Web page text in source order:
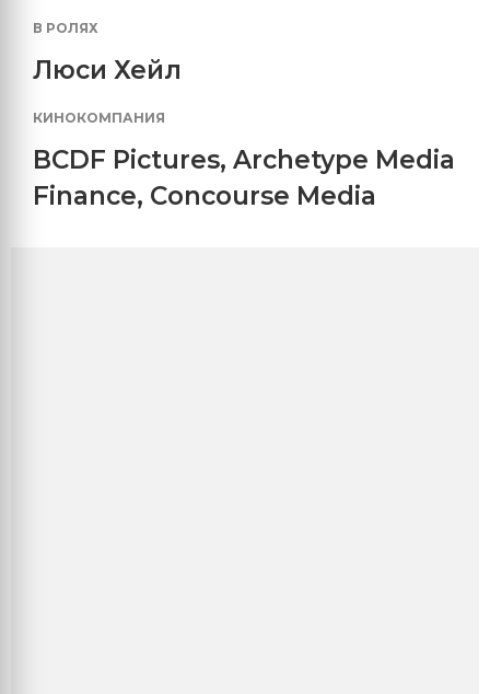
В РОЛЯХ
Люси Хейл
КИНОКОМПАНИЯ
BCDF Pictures, Archetype Media
Finance, Concourse Media